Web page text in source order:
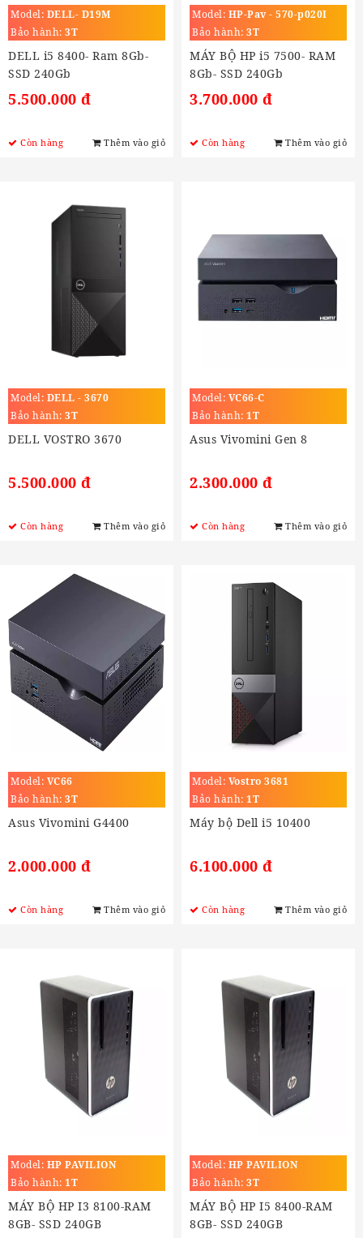
Model: DELL- D19M
Bảo hành: 3T
DELL i5 8400- Ram 8Gb-
SSD 240Gb
5.500.000 đ
Còn hàng Thêm vào giỏ
Model: HP-Pav - 570-p020I
Bảo hành: 3T
MÁY BỘ HP i5 7500- RAM
8Gb- SSD 240Gb
3.700.000 đ
Còn hàng Thêm vào giỏ
Model: DELL - 3670
Bảo hành: 3T
DELL VOSTRO 3670
5.500.000 đ
Còn hàng Thêm vào giỏ
Model: VC66-C
Bảo hành: 1T
Asus Vivomini Gen 8
2.300.000 đ
Còn hàng Thêm vào giỏ
Model: VC66
Bảo hành: 3T
Asus Vivomini G4400
2.000.000 đ
Còn hàng Thêm vào giỏ
Model: Vostro 3681
Bảo hành: 1T
Máy bộ Dell i5 10400
6.100.000 đ
Còn hàng Thêm vào giỏ
Model: HP PAVILION
Bảo hành: 1T
MÁY BỘ HP I3 8100-RAM
8GB- SSD 240GB
Model: HP PAVILION
Bảo hành: 3T
MÁY BỘ HP I5 8400-RAM
8GB- SSD 240GB